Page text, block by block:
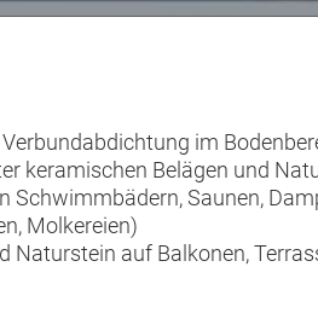
im
keramischen Belägen und
Saunen,
Molkereien)
auf Balkonen,